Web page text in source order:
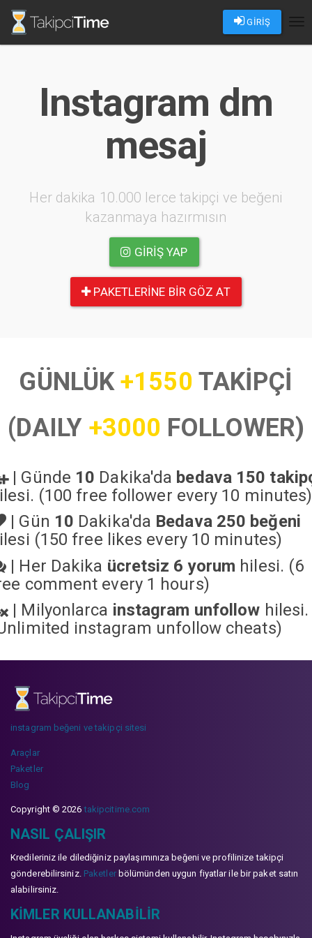
GİRİŞ
Instagram dm
mesaj
Her dakika 10.000 lerce takipçi ve beğeni
kazanmaya hazırmısın
GIRIŞ YAP
PAKETLERINE BIR GÖZ AT
GÜNLÜK+1550 TAKİPÇİ
(DAILY +3000 FOLLOWER)
| Günde 10 Dakika'da bedava 150
(100 free follower every 10 minutes)
| Gün 10 Dakika'da Bedava 250 beğeni
(150 free likes every 10 minutes)
| Her Dakika ücretsiz 6 yorum hilesi. (6
comment every 1 hours)
| Milyonlarca instagram unfollow hilesi.
instagram unfollow cheats)
instagram beğeni ve takipçi sitesi
Araçlar
Paketler
Blog
Copyright © 2026takipcitime.com
NASIL ÇALIŞIR
Kredileriniz ile dilediğiniz paylaşımınıza beğeni ve profilinize takipçi
gönderebilirsiniz. Paketlerbölümünden uygun fiyatlar ile bir paket satın
alabilirsiniz.
KIMLER KULLANABILIR